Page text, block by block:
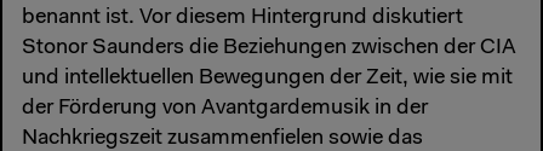
benannt ist. Vor diesem Hintergrund diskutiert
Stonor Saunders die Beziehungen zwischen der CIA
und intellektuellen Bewegungen der Zeit, wie sie mit
der Förderung von Avantgardemusik in der
Nachkriegszeit zusammenfielen sowie das